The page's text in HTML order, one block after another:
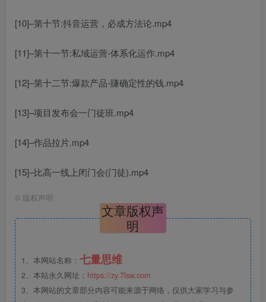
[10]–第十节:抖音运营，必成方法论.mp4
[11]–第十一节:私域运营-体系化运作.mp4
[12]–第十二节:爆款产品-賺确定性的钱.mp4
[13]–项目发布会一门徒班.mp4
[14]–作品拉片.mp4
[15]–比高一线上闭门会(门徒).mp4
© 版权声明
文章版权声
明
1、本网站名称： 七量思维
2、本站永久网址： https://zy.7lsw.com
3、本网站的文章部分内容可能来源于网络，仅供大家学习与参